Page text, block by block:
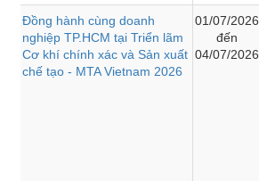
Đồng hành cùng doanh
nghiệp TP.HCM tại Triển lãm
Cơ khí chính xác và Sản xuất
chế tạo - MTA Vietnam 2026
01/07/2026
đến
04/07/2026